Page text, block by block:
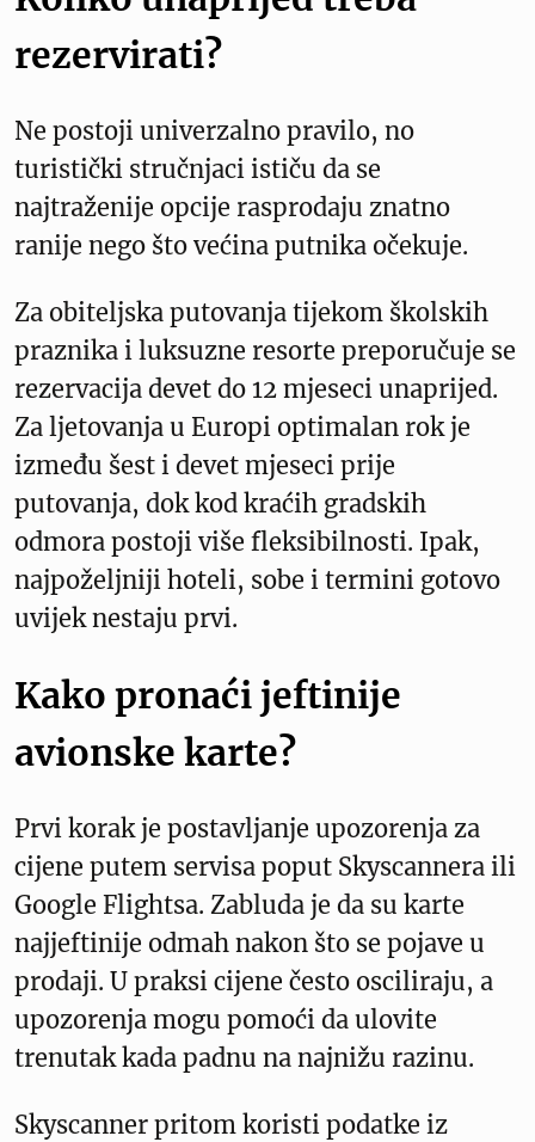
rezervirati?
Ne postoji univerzalno pravilo, no
turistički stručnjaci ističu da se
najtraženije opcije rasprodaju znatno
ranije nego što većina putnika očekuje.
Za obiteljska putovanja tijekom školskih
praznika i luksuzne resorte preporučuje se
rezervacija devet do 12 mjeseci unaprijed.
Za ljetovanja u Europi optimalan rok je
između šest i devet mjeseci prije
putovanja, dok kod kraćih gradskih
odmora postoji više fleksibilnosti. Ipak,
najpoželjniji hoteli, sobe i termini gotovo
uvijek nestaju prvi.
Kako pronaći jeftinije
avionske karte?
Prvi korak je postavljanje upozorenja za
cijene putem servisa poput Skyscannera ili
Google Flightsa. Zabluda je da su karte
najjeftinije odmah nakon što se pojave u
prodaji. U praksi cijene često osciliraju, a
upozorenja mogu pomoći da ulovite
trenutak kada padnu na najnižu razinu.
Skyscanner pritom koristi podatke iz